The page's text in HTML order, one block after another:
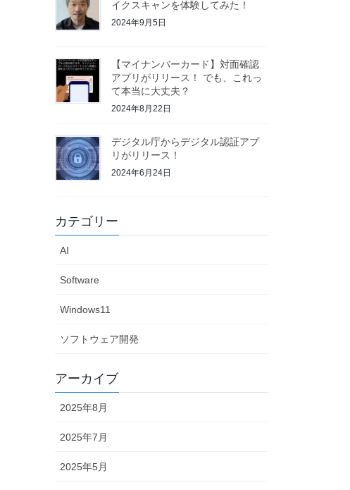
イクスキャンを体験してみた！
2024年9月5日
【マイナンバーカード】対面確認
アプリがリリース！ でも、これっ
て本当に大丈夫？
2024年8月22日
デジタル庁からデジタル認証アプ
リがリリース！
2024年6月24日
カテゴリー
AI
Software
Windows11
ソフトウェア開発
アーカイブ
2025年8月
2025年7月
2025年5月